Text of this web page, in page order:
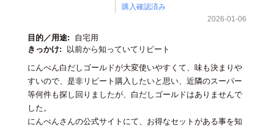
購入確認済み
2026-01-06
目的／用途:
自宅用
きっかけ:
以前から知っていてリピート
にんべん白だしゴールドが大変使いやすくて、味も決まりや
すいので、是非リピート購入したいと思い、近隣のスーパー
等何件も探し回りましたが、白だしゴールドはありませんで
した。
にんべんさんの公式サイトにて、お得なセットがある事を知